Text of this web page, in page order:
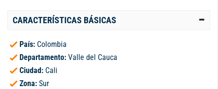
CARACTERÍSTICAS BÁSICAS
País: Colombia
Departamento: Valle del Cauca
Ciudad: Cali
Zona: Sur